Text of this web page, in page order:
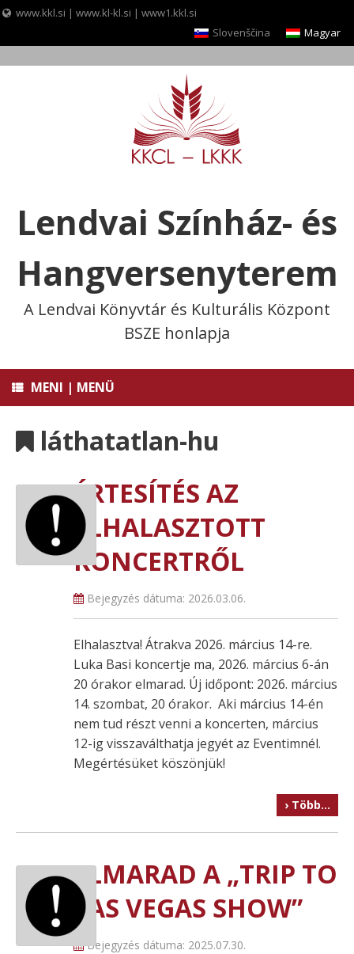
www.kkl.si | www.kl-kl.si | www1.kkl.si
Slovenščina
Magyar
Lendvai Színház- és
Hangversenyterem
A Lendvai Könyvtár és Kulturális Központ
BSZE honlapja
MENI | MENÜ
láthatatlan-hu
ÉRTESÍTÉS AZ
ELHALASZTOTT
KONCERTRŐL
Bejegyzés dátuma: 2026.03.06.
Elhalasztva! Átrakva 2026. március 14-re.
Luka Basi koncertje ma, 2026. március 6-án
20 órakor elmarad. Új időpont: 2026. március
14. szombat, 20 órakor. Aki március 14-én
nem tud részt venni a koncerten, március
12-ig visszaválthatja jegyét az Eventimnél.
Megértésüket köszönjük!
› Több…
ELMARAD A „TRIP TO
LAS VEGAS SHOW”
Bejegyzés dátuma: 2025.07.30.